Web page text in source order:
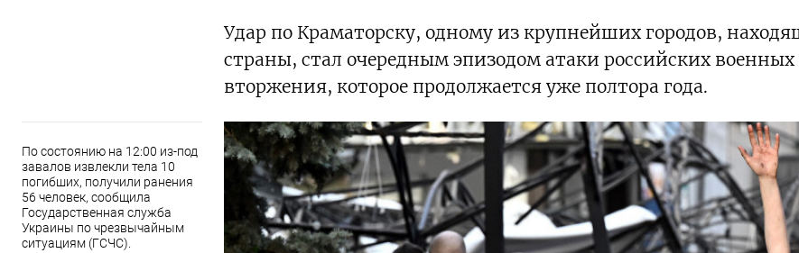
Удар по Краматорску, одному из крупнейших городов,
страны, стал очередным эпизодом атаки российских
вторжения, которое продолжается уже полтора года.
По состоянию на 12:00 из-под
завалов извлекли тела 10
погибших, получили ранения
56 человек, сообщила
Государственная служба
Украины по чрезвычайным
ситуациям (ГСЧС).